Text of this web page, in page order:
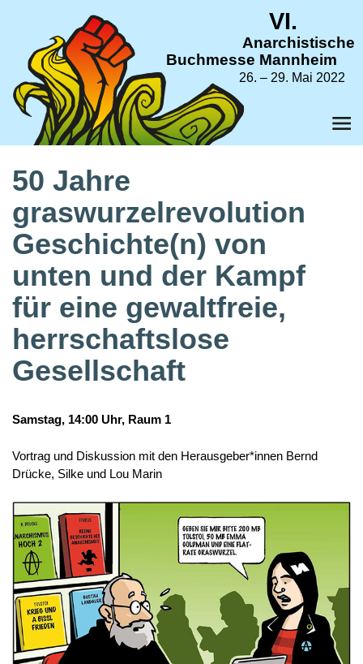
VI.
Anarchistische
Buchmesse Mannheim
26. – 29. Mai 2022
50 Jahre
graswurzelrevolution
Geschichte(n) von
unten und der Kampf
für eine gewaltfreie,
herrschaftslose
Gesellschaft
Samstag, 14:00 Uhr, Raum 1
Vortrag und Diskussion mit den Herausgeber*innen Bernd
Drücke, Silke und Lou Marin